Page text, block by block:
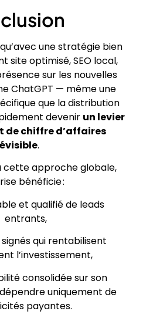
une stratégie bien
site optimisé, SEO local,
sur les nouvelles
ChatGPT — même une
que la distribution
devenir un levier
de chiffre d’affaires
.
cette approche globale,
bénéficie :
et qualifié de leads
entrants,
qui rentabilisent
l’investissement,
consolidée sur son
uniquement de
payantes.